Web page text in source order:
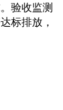
验收监测
标排放，